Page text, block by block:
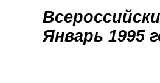
Январь 1995